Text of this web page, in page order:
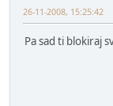
26-11-2008, 15:25:42
Pa sad ti blokiraj